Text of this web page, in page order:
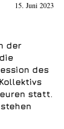
15. Juni 2023
der
des
statt.